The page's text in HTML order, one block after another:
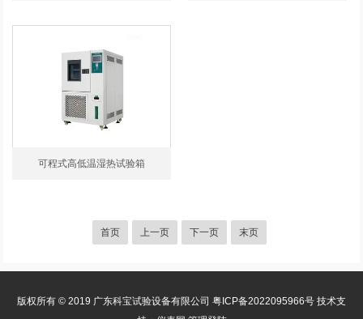
可程式高低温湿热试验箱
首页 上一页 下一页 末页
版权所有 © 2019 广东科宝试验设备有限公司 粤ICP备2022095966号 技术支